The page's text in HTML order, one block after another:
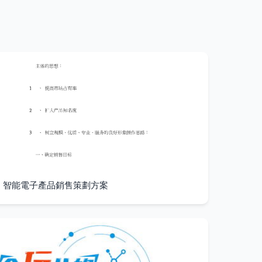
智能電子產品銷售策劃方案